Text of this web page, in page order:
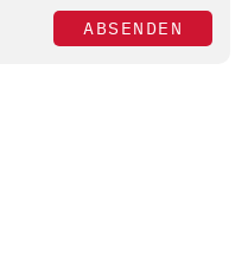
ABSENDEN